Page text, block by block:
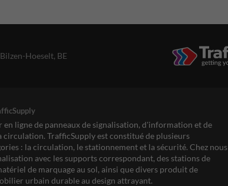
Bilzen-Hoeselt, BE
ligne de panneaux de signalisation, d'information et de
circulation. TrafficSupply est constitué de plusieurs
: la circulation, le stationnement et la sécurité. Chez nous
avec les supports correspondant, des stations de
de marquage au sol, ainsi que divers produit de
urbain durable au design attrayant.